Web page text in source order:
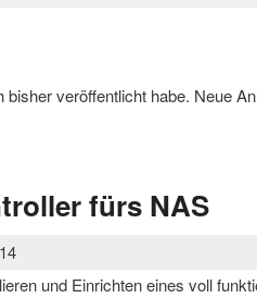
veröffentlicht habe. Neue
fürs NAS
und Einrichten eines voll